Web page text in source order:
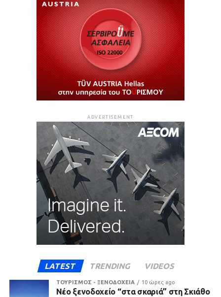
ADVERTISEMENT
LATEST TRENDING VIDEOS
ΤΟΥΡΙΣΜΟΣ - ΞΕΝΟΔΟΧΕΙΑ 10 ώρες ago
Νέο ξενοδοχείο “στα σκαριά” στη Σκιάθο